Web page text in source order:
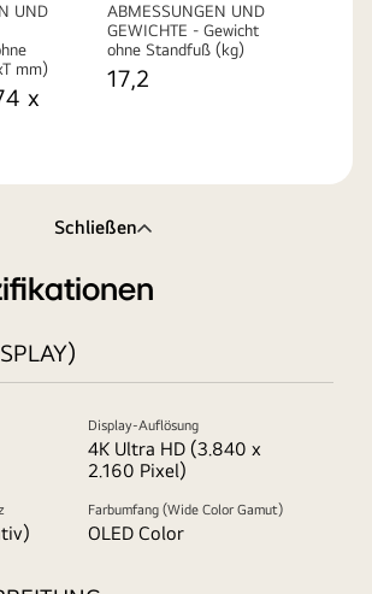
UND
mm)
x
ABMESSUNGEN UND
GEWICHTE - Gewicht
ohne Standfuß (kg)
17,2
Schließen
Display-Auflösung
4K Ultra HD (3.840 x
2.160 Pixel)
Farbumfang (Wide Color Gamut)
OLED Color